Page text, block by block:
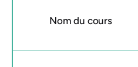
Nom du cours